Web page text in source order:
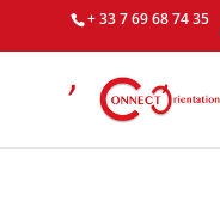
+ 33 7 69 68 74 35